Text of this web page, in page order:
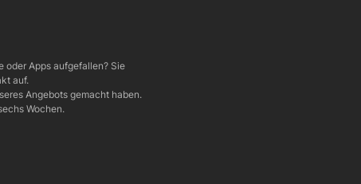
oder Apps aufgefallen? Sie
auf.
Angebots gemacht haben.
Wochen.